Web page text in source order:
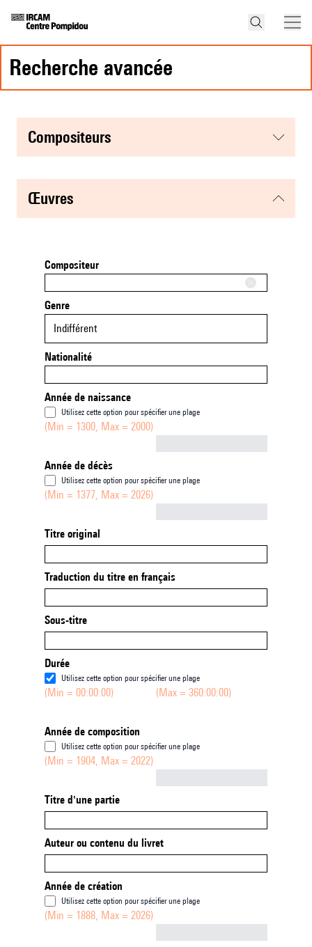
recherche avancée
compositeurs
œuvres
Compositeur
Genre
Indifférent
Nationalité
Année de naissance
Utilisez cette option pour spécifier une plage
(Min = 1300, Max = 2000)
Année de décès
Utilisez cette option pour spécifier une plage
(Min = 1377, Max = 2026)
Titre original
Traduction du titre en français
Sous-titre
Durée
Utilisez cette option pour spécifier une plage
(Min = 00:00:00) (Max = 360:00:00)
Année de composition
Utilisez cette option pour spécifier une plage
(Min = 1904, Max = 2022)
Titre d'une partie
Auteur ou contenu du livret
Année de création
Utilisez cette option pour spécifier une plage
(Min = 1888, Max = 2026)